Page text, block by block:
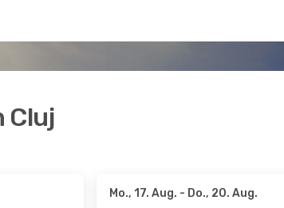
Cluj
Mo., 17. Aug. - Do., 20. Aug.